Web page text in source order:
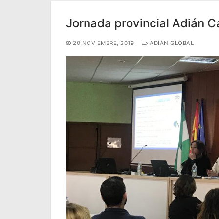
Jornada provincial Adián
20 NOVIEMBRE, 2019 ADIÁN GLOBAL